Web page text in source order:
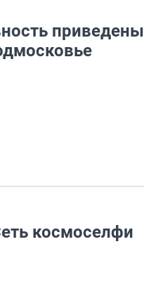
приведены
космоселфи